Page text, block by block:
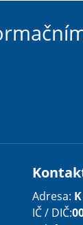
Adresa:
IČ / DIČ: